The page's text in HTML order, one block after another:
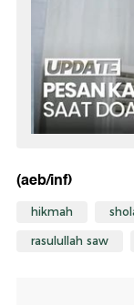
(aeb/inf)
hikmah
rasulullah saw